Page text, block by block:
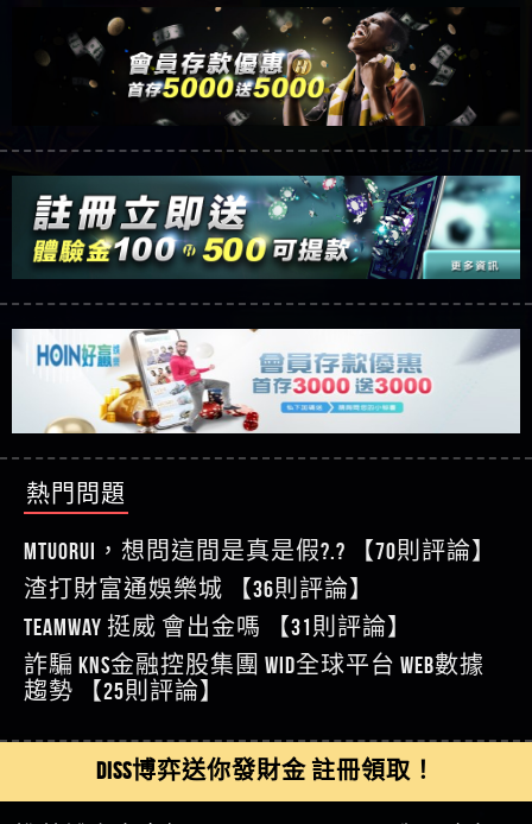
的錢一招拿回
機台運算專案是不是詐騙 機台運算專案是真的嗎
被機台運算專案詐騙的錢怎麼辦 本文教你如何拿
回被騙資金
討回資金賴zg369】Hoyabit是詐騙嗎 Hoyabit是不是詐
騙 Hoyabit是真的嗎 被HoyabitHoyabit詐騙的錢怎麼辦
本文教你如何拿回被騙資金
【其他問題】KS.M多元化行銷詐騙持續收割國人
中【免費討回資金賴zg369】KS.M多元化行銷是詐
騙嗎 KS.M多元化行銷是不是詐騙 KS.M多元化行銷是
真的嗎 被KS.M多元化行銷詐騙的錢怎麼辦 本文教
你如何拿回被騙資金
【其他問題】免費追回賴「zg369」深度解析野原
家 Family & Love如何詐騙 野原家 Family & Love是不是詐
騙 野原家 Family & Love是真的嗎 野原家 Family & Love是
詐騙嗎 165多次通報野原家 Family & Love是詐騙平台
【其他問題】元盈橋詐騙持續收割國人中【免費
討回資金賴zg369】元盈橋是詐騙嗎 元盈橋是不是
詐騙 元盈橋是真的嗎 被元盈橋詐騙的錢怎麼辦
【其他問題】被騙追回賴【zg369】M.L.Edge利用新
型詐騙手法欺詐群眾 M.L.Edge是真的嗎 M.L.Edge是不
金 被M.L.Edge詐騙的錢一招拿回
【其他問題】 Robinhood詐騙持續收割國人中【免
不是詐騙 Robinhood是真的嗎 被Robinhood詐騙的錢怎
麼辦 本文教你如何拿回被騙資金
資金賴zg369】FLTO是詐騙嗎 FLTO是不是詐騙 FLTO是
真的嗎 被FLTO詐騙的錢怎麼辦 本文教你如何拿回
被騙資金
【其他問題】 遇詐騙求救賴【zg369】八旬老翁被
ALYWS詐騙家破人亡 ALYWS是真的嗎 ALYWS是不是詐騙
ALYWS是詐騙嗎 （ALYWS）無法出金 請小心群組暗椿
【其他問題】 一招教你揭秘新型詐騙手法 （受害
者免費援助賴zg369）當當詐騙 當當是不是詐騙 當
當是真的嗎 當當是詐騙嗎 六旬老婦深信當當高獲
利回報被騙的家破人亡
【其他問題】用理性數據指路，開啟你的高回報
娛樂之旅
【其他問題】【老玩家不藏私】2025 線上老虎機
這樣挑！RTP、波動率和平台安全的全攻略！
【推薦博弈】這款《ATG 武俠》老虎機真的猛！玩
過才知道什麼叫超過3萬種中獎方式！
【推薦博弈】BNG電子遊戲完整攻略！熱門老虎
機、集鴻運玩法、獨家試玩一次看！
【其他問題】【2025】ATG試玩必看！戰神賽特
51,000倍數玩法攻略，輕鬆稱霸老虎機！
【其他問題】「拆解力智投資詐騙套路緊急追討
賴zg369」力智投資是不是詐騙 力智投資是真的嗎
力智投資是詐騙嗎 南部老翁還在癡迷力智投資高
回報獲利 請不要在匯款
【其他問題】 【遇天盛商行詐騙追回資金賴
zg369】天盛商行詐騙 天盛商行是不是詐騙 天盛商
行是真的嗎 天盛商行是詐騙嗎 被天盛商行詐騙一
招教你拿回
【其他問題】 受害者援助賴【zg369】退休老翁被
大戶e點靈詐騙痛不欲生 大戶e點靈是真的嗎 大戶e
點靈是不是詐騙 大戶e點靈是詐騙嗎 大戶e點靈無
法出金 （大戶e點靈）教你如何規避詐騙陷阱
【其他問題】 弘記投資詐騙持續收割國人中【免
費討回資金賴zg369】弘記投資是詐騙嗎 弘記投資
是不是詐騙 弘記投資是真的嗎 被弘記投資詐騙的
錢怎麼辦 本文教你如何拿回被騙資金
【其他問題】 被騙追回賴【zg369】KnTop利用新型
詐騙手法欺詐群眾 KnTop是真的嗎 KnTop是不是詐騙
KnTop是詐騙嗎 【KnTop】KnTop無法出金 被KnTop詐騙
的錢一招拿回
【其他問題】機台運算專案詐騙持續收割國人中
【免費討回資金賴zg369】機台運算專案是詐騙嗎
機台運算專案是不是詐騙 機台運算專案是真的嗎
被機台運算專案詐騙的錢怎麼辦 本文教你如何拿
回被騙資金
【其他問題】 Hoyabit詐騙持續收割國人中【免費
討回資金賴zg369】Hoyabit是詐騙嗎 Hoyabit是不是詐
騙 Hoyabit是真的嗎 被HoyabitHoyabit詐騙的錢怎麼辦
本文教你如何拿回被騙資金
【其他問題】KS.M多元化行銷詐騙持續收割國人
中【免費討回資金賴zg369】KS.M多元化行銷是詐
騙嗎 KS.M多元化行銷是不是詐騙 KS.M多元化行銷是
真的嗎 被KS.M多元化行銷詐騙的錢怎麼辦 本文教
【其他問題】免費追回賴「zg369」深度解析野原
家 Family & Love如何詐騙 野原家 Family & Love是不是詐
騙 野原家 Family & Love是真的嗎 野原家 Family & Love是
【其他問題】元盈橋詐騙持續收割國人中【免費
討回資金賴zg369】元盈橋是詐騙嗎 元盈橋是不是
本文教你如何拿回被騙資金
【其他問題】被騙追回賴【zg369】M.L.Edge利用新
是詐騙 M.L.Edge是詐騙嗎 【M.L.Edge】M.L.Edge無法出
金 被M.L.Edge詐騙的錢一招拿回
費討回資金賴zg369】Robinhood是詐騙嗎 Robinhood是
不是詐騙 Robinhood是真的嗎 被Robinhood詐騙的錢怎
麼辦 本文教你如何拿回被騙資金
【其他問題】FLTO詐騙持續收割國人中【免費討回
資金賴zg369】FLTO是詐騙嗎 FLTO是不是詐騙 FLTO是
真的嗎 被FLTO詐騙的錢怎麼辦 本文教你如何拿回
【其他問題】 遇詐騙求救賴【zg369】八旬老翁被
ALYWS詐騙家破人亡 ALYWS是真的嗎 ALYWS是不是詐騙
【其他問題】 一招教你揭秘新型詐騙手法 （受害
【沈樂慧】又是九州??爛死了黑網不要玩
【林伊依】爛死了拉贏錢直接鎖帳號可以去吃屎
【陳靜茹】推薦小畢，我也是小畢的會員～～
【黃家羭】推推
【AVA娛樂城】還會自己做假對話來毀謗欸哈哈哈
好厲
【陳順堪】黑網不出金
【黃伊珊】不推薦爛公司
【陳順堪】星匯娛樂城出金幾次後贏錢就不給出
金
【陳順堪】黑網出金幾次後贏了就不出金出
【玩運彩】
【asd】唬爛不出金黑網垃圾平台
【蘇俊曄】所以會出金嗎現在也是一樣的狀況
【侯依揚】廢物喔
【傑】推代理真的好相處
回答
【王亞廷】LINE:kK605638
【王亞廷】#免費手遊#錢龍皇ONLINE#http
【傑】真的
【蔡如軒】黑網一個呵呵
【Wei】讚
【沈樂慧】又是九州??爛死了黑網不要玩
【林伊依】爛死了拉贏錢直接鎖帳號可以去吃屎
【陳靜茹】推薦小畢，我也是小畢的會員～～
【AVA娛樂城】還會自己做假對話來毀謗欸哈哈哈
【陳順堪】黑網不出金
【黃伊珊】不推薦爛公司
MTUORUi，想問這間是真是假?.? 【70則評論】
渣打財富通娛樂城 【36則評論】
TEAMWAY 挺威 會出金嗎 【31則評論】
詐騙 kns金融控股集團 WID全球平台 WEB數據
DISS博弈送你發財金 註冊領取！